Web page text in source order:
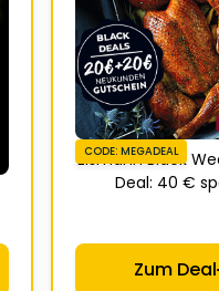
CODE: MEGADEAL
Eismann Black
Deal: 40 €
Zum Deal